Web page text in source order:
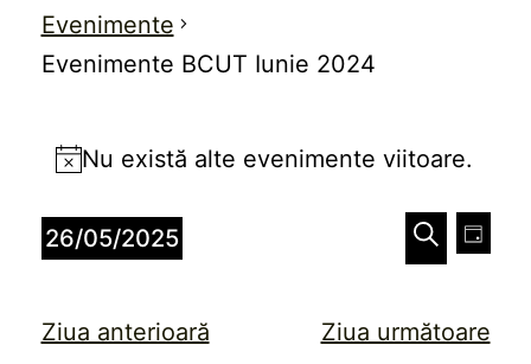
Evenimente
Evenimente BCUT Iunie 2024
Evenimente
pentru
26
mai
2025
Notificare
Nu există alte evenimente viitoare.
Caută
Zi
26/05/2025
Ziua anterioară Ziua următoare